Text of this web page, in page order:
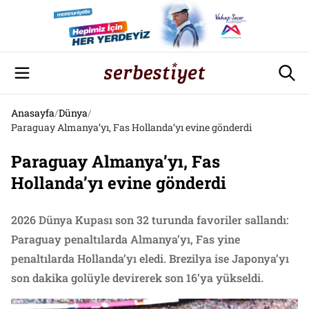
Anasayfa/Dünya/
Paraguay Almanya’yı, Fas Hollanda’yı evine gönderdi
Paraguay Almanya’yı, Fas
Hollanda’yı evine gönderdi
2026 Dünya Kupası son 32 turunda favoriler sallandı:
Paraguay penaltılarda Almanya’yı, Fas yine
penaltılarda Hollanda’yı eledi. Brezilya ise Japonya’yı
son dakika golüyle devirerek son 16’ya yükseldi.